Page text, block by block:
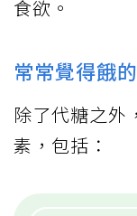
食欲。
常常覺得餓
除了代糖之外
素，包括：